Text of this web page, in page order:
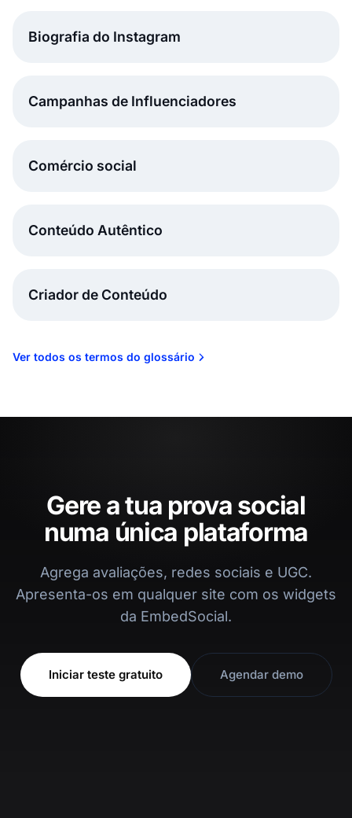
Biografia do Instagram
Campanhas de Influenciadores
Comércio social
Conteúdo Autêntico
Criador de Conteúdo
Ver todos os termos do glossário
Gere a tua prova social
numa única plataforma
Agrega avaliações, redes sociais e UGC.
Apresenta-os em qualquer site com os widgets
da EmbedSocial.
Iniciar teste gratuito Agendar demo